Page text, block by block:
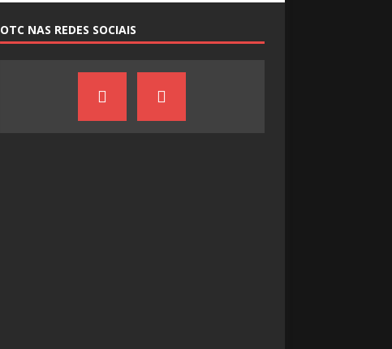
OTC NAS REDES SOCIAIS